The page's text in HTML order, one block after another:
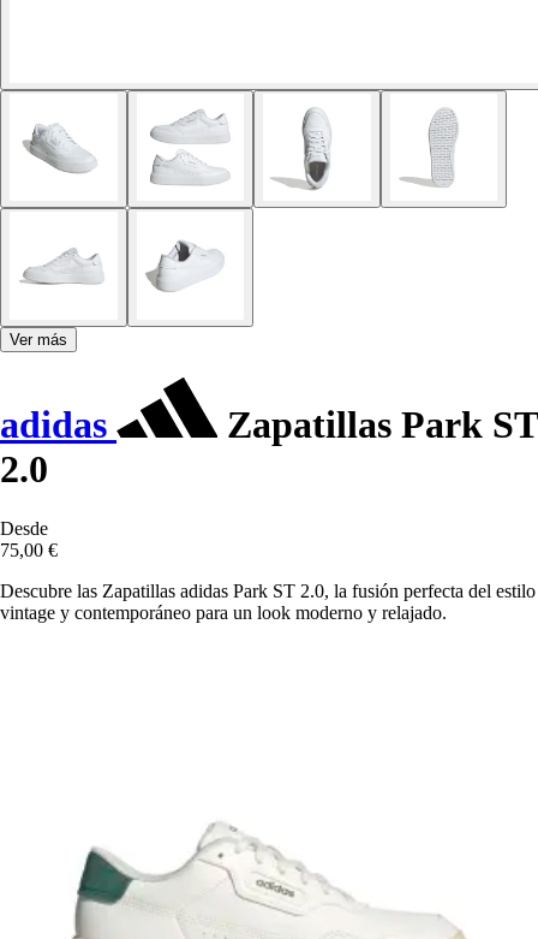
Ver más
adidas
Zapatillas Park ST
2.0
Desde
75,00 €
Descubre las Zapatillas adidas Park ST 2.0, la fusión perfecta del estilo
vintage y contemporáneo para un look moderno y relajado.